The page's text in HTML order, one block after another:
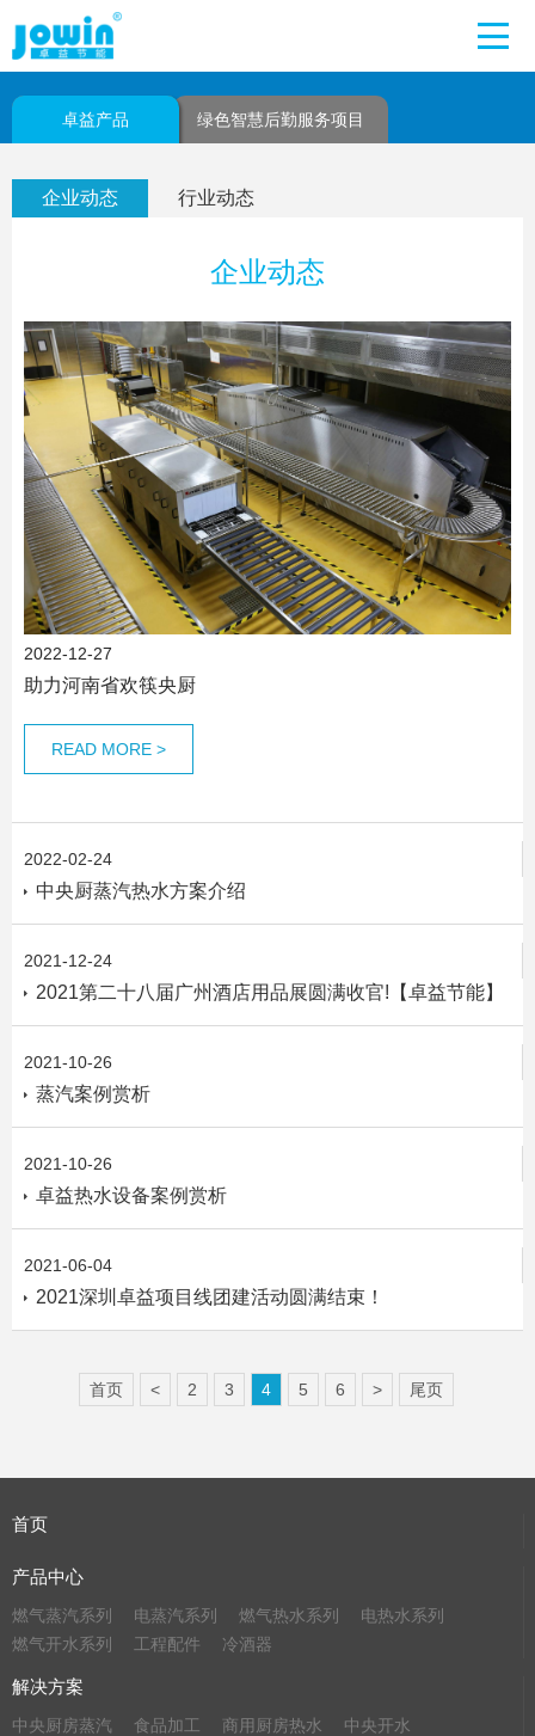
卓益产品 绿色智慧后勤服务项目
企业动态 行业动态
企业动态
2022-12-27
助力河南省欢筷央厨
READ MORE >
2022-02-24
中央厨蒸汽热水方案介绍
2021-12-24
2021第二十八届广州酒店用品展圆满收官!【卓益节能】
2021-10-26
蒸汽案例赏析
2021-10-26
卓益热水设备案例赏析
2021-06-04
2021深圳卓益项目线团建活动圆满结束！
首页 < 2 3 4 5 6 > 尾页
首页
产品中心
燃气蒸汽系列 电蒸汽系列 燃气热水系列
电热水系列
燃气开水系列
工程配件 冷酒器
解决方案
中央厨房蒸汽 食品加工 商用厨房热水
中央开水